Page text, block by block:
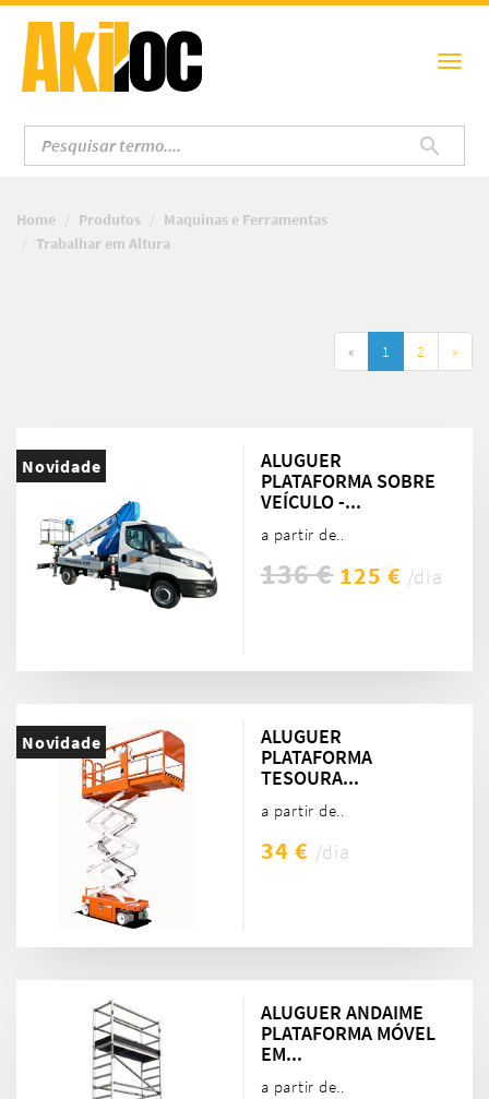
Home Produtos
Maquinas e Ferramentas
Trabalhar em Altura
« 1 2 »
Novidade
ALUGUER
PLATAFORMA SOBRE
VEÍCULO -...
a partir de..
136 €125 € /dia
Novidade
ALUGUER
PLATAFORMA
TESOURA...
a partir de..
34 € /dia
ALUGUER ANDAIME
PLATAFORMA MÓVEL
EM...
a partir de..